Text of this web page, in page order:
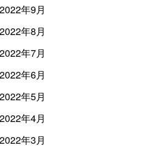
2022年9月
2022年8月
2022年7月
2022年6月
2022年5月
2022年4月
2022年3月